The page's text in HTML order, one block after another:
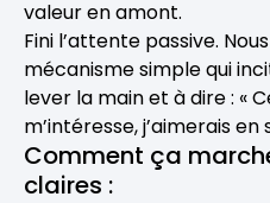
valeur en amont.
Fini l’attente passive.
mécanisme simple qui
lever la main et à dire : «
m’intéresse, j’aimerais en
Comment ça
claires :